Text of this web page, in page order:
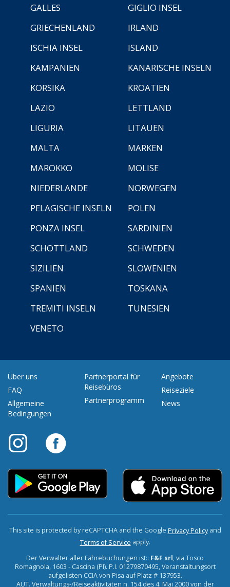
GALLES
GIGLIO INSEL
GRIECHENLAND
IRLAND
ISCHIA INSEL
ISLAND
KAMPANIEN
KANARISCHE INSELN
KORSIKA
KROATIEN
LAZIO
LETTLAND
LIGURIA
LITAUEN
MALTA
MARKEN
MAROKKO
MOLISE
NIEDERLANDE
NORWEGEN
PELAGISCHE INSELN
POLEN
PONZA INSEL
SARDINIEN
SCHOTTLAND
SCHWEDEN
SIZILIEN
SLOWENIEN
SPANIEN
TOSKANA
TREMITI INSELN
TUNESIEN
VENETO
Über uns
FAQ
Allgemeine
Bedingungen
Partnerportal für
Reisebüros
Partnerprogramm
Angebote
Reiseziele
News
This site is protected by reCAPTCHA and the Google Privacy Policyand
Terms of Service apply.
Der Verwalter aller Fährebuchungen ist:: F&F srl, via Tosco
Romagnola, 1603 - Cascina (PI). P.I. 01279870495, Veranstaltungsort
aufgelisten CCIA von Pisa auf Platz # 137953.
AUT. Verwaltungs-/Reiseaktivitäten n. 154 des 4. Mai 2000 von der